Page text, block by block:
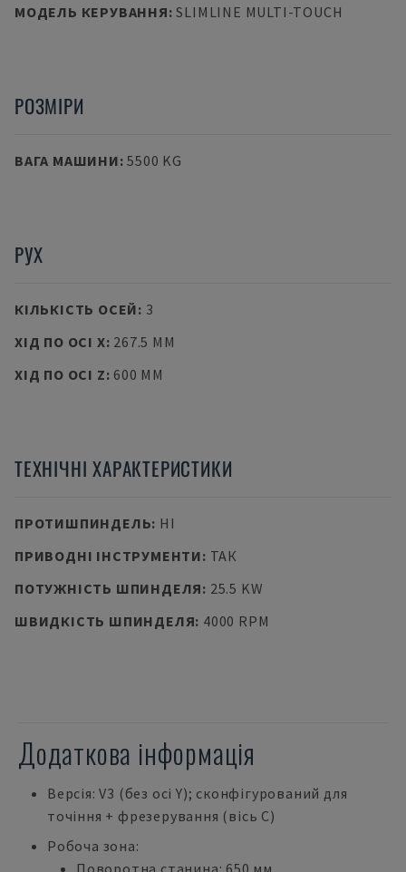
МОДЕЛЬ КЕРУВАННЯ:SLIMLINE MULTI-TOUCH
РОЗМІРИ
ВАГА МАШИНИ:5500 KG
РУХ
КІЛЬКІСТЬ ОСЕЙ: 3
ХІД ПО ОСІ X: 267.5 MM
ХІД ПО ОСІ Z: 600 MM
ТЕХНІЧНІ ХАРАКТЕРИСТИКИ
ПРОТИШПИНДЕЛЬ: НІ
ПРИВОДНІ ІНСТРУМЕНТИ: ТАК
ПОТУЖНІСТЬ ШПИНДЕЛЯ: 25.5 KW
ШВИДКІСТЬ ШПИНДЕЛЯ: 4000 RPM
Додаткова інформація
Версія: V3 (без осі Y); сконфігурований для
точіння + фрезерування (вісь С)
Робоча зона:
Поворотна станина: 650 мм